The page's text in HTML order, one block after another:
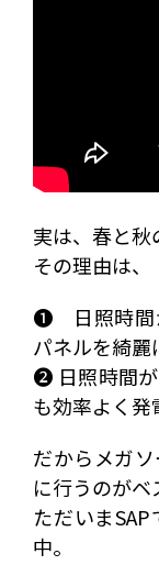
実は、春と秋
その理由は、
❶ 日照時間
パネルを綺麗
❷ 日照時間
も効率よく発
だからメガ
に行うのがベ
ただいま
中。